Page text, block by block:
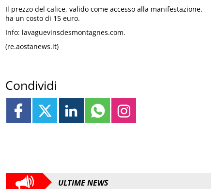
Il prezzo del calice, valido come accesso alla manifestazione,
ha un costo di 15 euro.
Info: lavaguevinsdesmontagnes.com.
(re.aostanews.it)
Condividi
ULTIME NEWS